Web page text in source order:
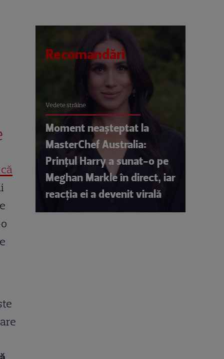
Recomandări
Vedete străine
Moment neașteptat la
MasterChef Australia:
Prințul Harry a sunat-o pe
Meghan Markle în direct, iar
reacția ei a devenit virală